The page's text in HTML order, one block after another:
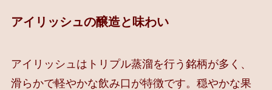
アイリッシュの醸造と味わい
アイリッシュはトリプル蒸溜を行う銘柄が多く、
滑らかで軽やかな飲み口が特徴です。穏やかな果